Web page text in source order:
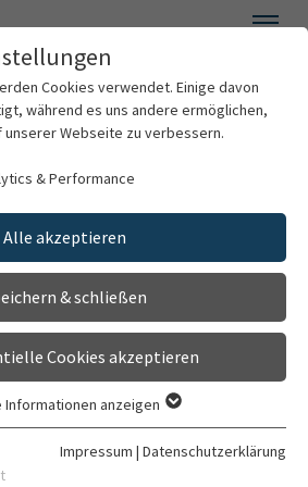
Zum Hauptinhalt springen
Cookies verwendet. Einige davon
während es uns andere ermöglichen,
Webseite zu verbessern.
& Performance
Alle akzeptieren
& schließen
Cookies akzeptieren
für grundlegende Funktionen der
ist gewährleistet, dass die
Informationen anzeigen
Impressum | Datenschutzerklärung